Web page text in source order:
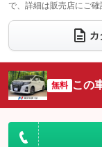
ウォークスルー
：装備あり
電動リアゲート
：装備なし
サイドカメラ
：装備なし
：装備なし
で、詳細は販売店にご確
カ
無料 この